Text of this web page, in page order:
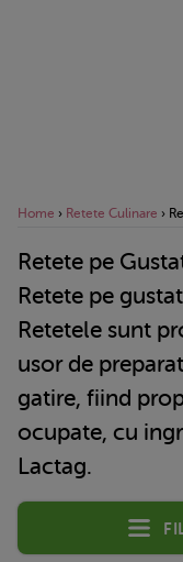
Home › Retete Culinare ›
Retete pe
Retete pe gustate pentru intreaga familie.
Retetele sunt
usor de
gatire, fiind
ocupate, cu
Lactag.